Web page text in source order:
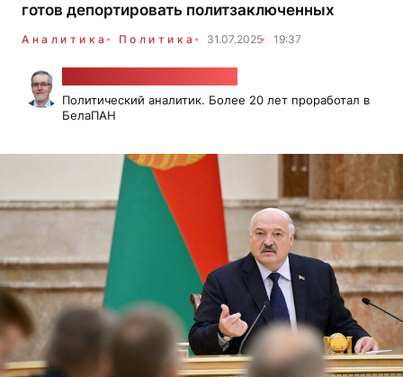
готов депортировать политзаключенных
Аналитика Политика 31.07.2025 19:37
Политический аналитик. Более 20 лет проработал в
БелаПАН